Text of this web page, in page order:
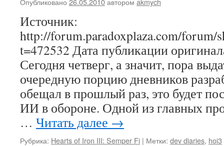
Источник:
http://forum.paradoxplaza.com/forum/
t=472532 Дата публикации
Сегодня четверг, а значит, пора
очередную порцию дневников
обещал в прошлый раз, это будет
ИИ в обороне. Одной из главных
… Читать далее →
Рубрика: Hearts of Iron III: Semper Fi | Метки: dev diaries, hoi3